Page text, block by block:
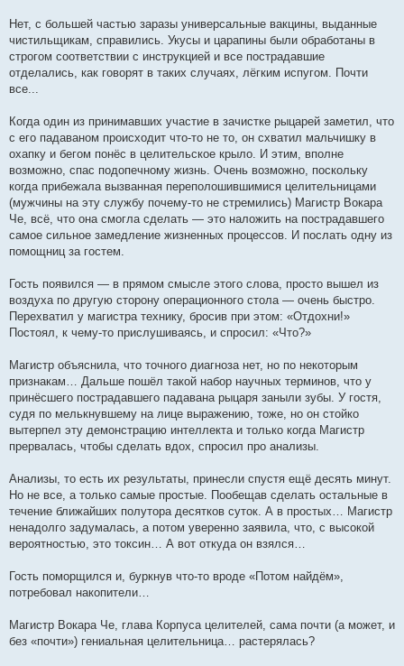
Нет, с большей частью заразы универсальные вакцины, выданные
чистильщикам, справились. Укусы и царапины были обработаны в
строгом соответствии с инструкцией и все пострадавшие
отделались, как говорят в таких случаях, лёгким испугом. Почти
все...
Когда один из принимавших участие в зачистке рыцарей заметил, что
с его падаваном происходит что-то не то, он схватил мальчишку в
охапку и бегом понёс в целительское крыло. И этим, вполне
возможно, спас подопечному жизнь. Очень возможно, поскольку
когда прибежала вызванная переполошившимися целительницами
(мужчины на эту службу почему-то не стремились) Магистр Вокара
Че, всё, что она смогла сделать — это наложить на пострадавшего
самое сильное замедление жизненных процессов. И послать одну из
помощниц за гостем.
Гость появился — в прямом смысле этого слова, просто вышел из
воздуха по другую сторону операционного стола — очень быстро.
Перехватил у магистра технику, бросив при этом: «Отдохни!»
Постоял, к чему-то прислушиваясь, и спросил: «Что?»
Магистр объяснила, что точного диагноза нет, но по некоторым
признакам… Дальше пошёл такой набор научных терминов, что у
принёсшего пострадавшего падавана рыцаря заныли зубы. У гостя,
судя по мелькнувшему на лице выражению, тоже, но он стойко
вытерпел эту демонстрацию интеллекта и только когда Магистр
прервалась, чтобы сделать вдох, спросил про анализы.
Анализы, то есть их результаты, принесли спустя ещё десять минут.
Но не все, а только самые простые. Пообещав сделать остальные в
течение ближайших полутора десятков суток. А в простых… Магистр
ненадолго задумалась, а потом уверенно заявила, что, с высокой
вероятностью, это токсин… А вот откуда он взялся…
Гость поморщился и, буркнув что-то вроде «Потом найдём»,
потребовал накопители…
Магистр Вокара Че, глава Корпуса целителей, сама почти (а может, и
без «почти») гениальная целительница… растерялась?